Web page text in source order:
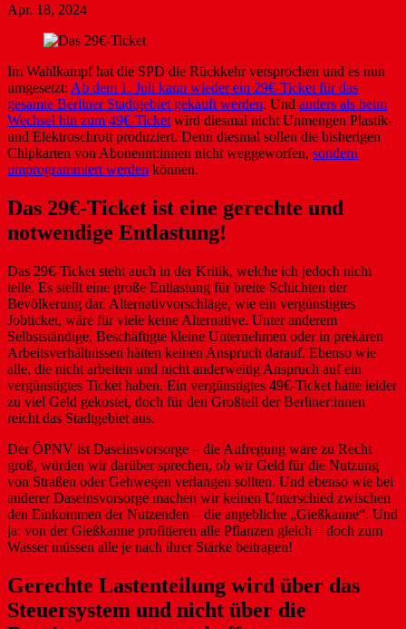
Apr. 18, 2024
Im Wahlkampf hat die SPD die Rückkehr versprochen und es nun
umgesetzt: Ab dem 1. Juli kann wieder ein 29€-Ticket für das
gesamte Berliner Stadtgebiet gekauft werden. Und anders als beim
Wechsel hin zum 49€-Ticket wird diesmal nicht Unmengen Plastik-
und Elektroschrott produziert. Denn diesmal sollen die bisherigen
Chipkarten von Abonennt:innen nicht weggeworfen, sondern
umprogrammiert werden können.
Das 29€-Ticket ist eine gerechte und
notwendige Entlastung!
Das 29€-Ticket steht auch in der Kritik, welche ich jedoch nicht
teile. Es stellt eine große Entlastung für breite Schichten der
Bevölkerung dar. Alternativvorschläge, wie ein vergünstigtes
Jobticket, wäre für viele keine Alternative. Unter anderem
Selbstständige, Beschäftigte kleine Unternehmen oder in prekären
Arbeitsverhältnissen hätten keinen Anspruch darauf. Ebenso wie
alle, die nicht arbeiten und nicht anderweitig Anspruch auf ein
vergünstigtes Ticket haben. Ein vergünstigtes 49€-Ticket hätte leider
zu viel Geld gekostet, doch für den Großteil der Berliner:innen
reicht das Stadtgebiet aus.
Der ÖPNV ist Daseinsvorsorge – die Aufregung wäre zu Recht
groß, würden wir darüber sprechen, ob wir Geld für die Nutzung
von Straßen oder Gehwegen verlangen sollten. Und ebenso wie bei
anderer Daseinsvorsorge machen wir keinen Unterschied zwischen
den Einkommen der Nutzenden – die angebliche „Gießkanne“. Und
ja: von der Gießkanne profitieren alle Pflanzen gleich – doch zum
Wasser müssen alle je nach ihrer Stärke beitragen!
Gerechte Lastenteilung wird über das
Steuersystem und nicht über die